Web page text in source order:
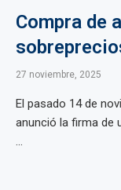
Compra de
27 noviembre, 2025
El pasado 14 de
anunció la firma de
...